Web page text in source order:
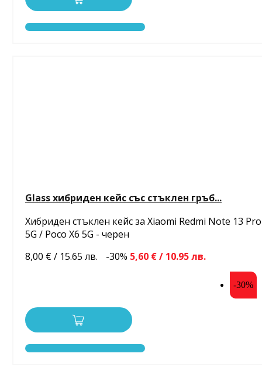
Glass хибриден кейс със стъклен гръб...
Хибриден стъклен кейс за Xiaomi Redmi Note 13 Pro
5G / Poco X6 5G - черен
8,00 € / 15.65 лв.
-30% 5,60 € / 10.95 лв.
-30%